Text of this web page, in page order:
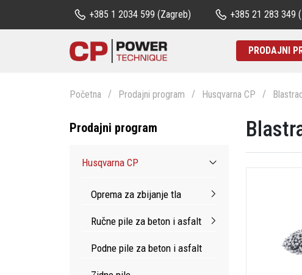
+385 1 2034 599 (Zagreb) +385 21 283 349
PRODAJNI
Početna Prodajni program Husqvarna CP
Prodajni program
Husqvarna CP
Oprema za zbijanje tla
Ručne pile za beton i asfalt
Podne pile za beton i asfalt